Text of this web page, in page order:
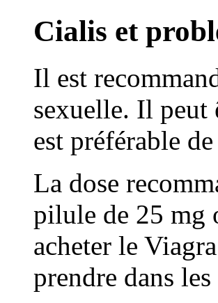
Cialis et
Il est
sexuelle. Il peut
est préférable
La dose
pilule de 25 mg
acheter le
prendre dans